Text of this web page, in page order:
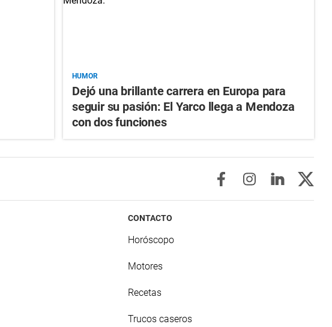
HUMOR
Dejó una brillante carrera en Europa para
seguir su pasión: El Yarco llega a Mendoza
con dos funciones
CONTACTO
Horóscopo
Motores
Recetas
Trucos caseros